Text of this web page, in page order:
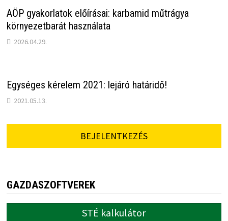
AÖP gyakorlatok előírásai: karbamid műtrágya
környezetbarát használata
2026.04.29.
Egységes kérelem 2021: lejáró határidő!
2021.05.13.
BEJELENTKEZÉS
GAZDASZOFTVEREK
STÉ kalkulátor